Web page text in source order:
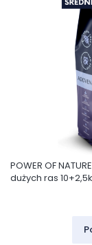
POWER OF
dużych ras